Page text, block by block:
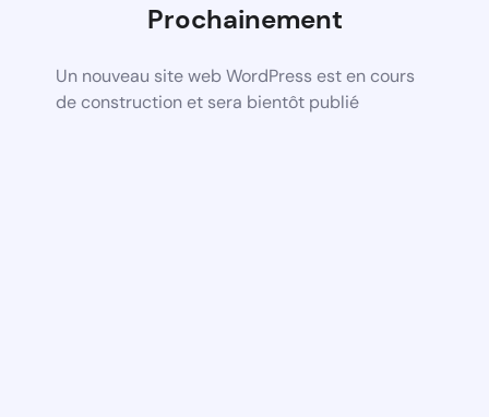
Prochainement
Un nouveau site web WordPress est en cours
de construction et sera bientôt publié